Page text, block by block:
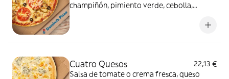
champiñón, pimiento verde, cebolla,
Cuatro Quesos
22,13 €
Salsa de tomate o crema fresca, queso